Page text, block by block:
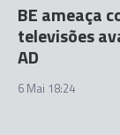
BE ameaça
televisões
AD
6 Mai 18:24